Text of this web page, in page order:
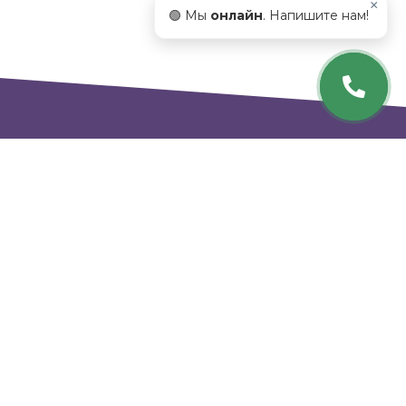
🟢 Мы онлайн. Напишите нам!
×